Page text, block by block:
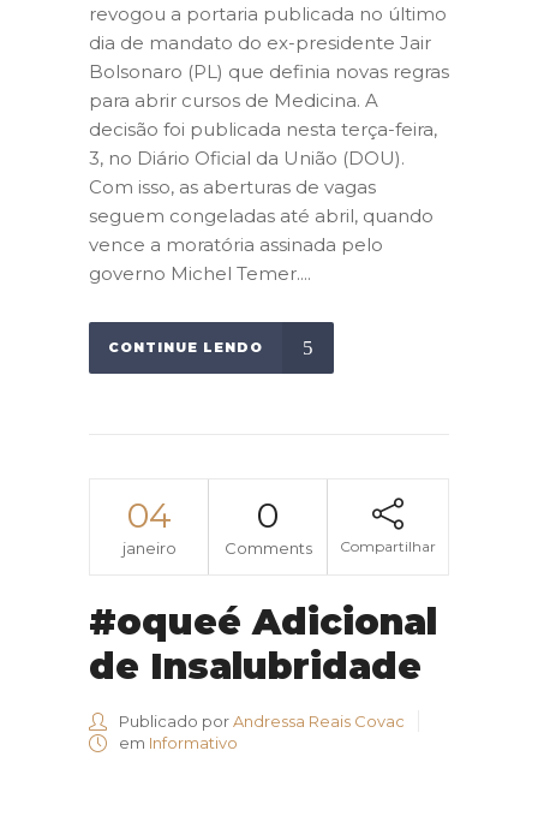
revogou a portaria publicada no último
dia de mandato do ex-presidente Jair
Bolsonaro (PL) que definia novas regras
para abrir cursos de Medicina. A
decisão foi publicada nesta terça-feira,
3, no Diário Oficial da União (DOU).
Com isso, as aberturas de vagas
seguem congeladas até abril, quando
vence a moratória assinada pelo
governo Michel Temer....
CONTINUE LENDO
04
janeiro
0
Comments Compartilhar
#oqueé Adicional
de Insalubridade
Publicado porAndressa Reais Covac
em Informativo